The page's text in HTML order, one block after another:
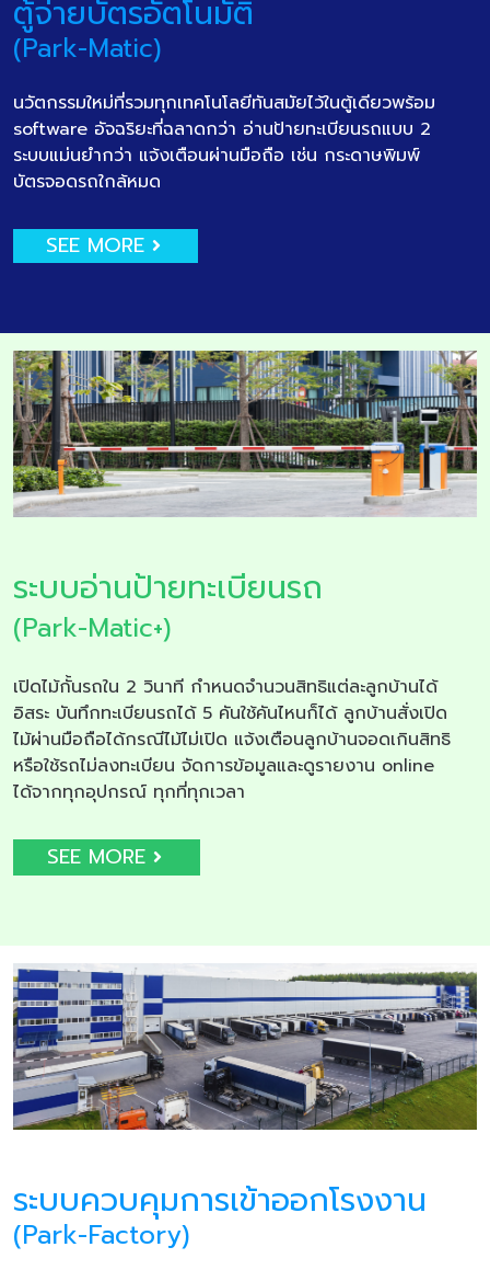
ตู้จ่ายบัตรอัตโนมัติ
(Park-Matic)
นวัตกรรมใหม่ที่รวมทุกเทคโนโลยีทันสมัยไว้ในตู้เดียวพร้อม
software อัจฉริยะที่ฉลาดกว่า อ่านป้ายทะเบียนรถแบบ 2
ระบบแม่นยำกว่า แจ้งเตือนผ่านมือถือ เช่น กระดาษพิมพ์
บัตรจอดรถใกล้หมด
SEE MORE
ระบบอ่านป้ายทะเบียนรถ
(Park-Matic+)
เปิดไม้กั้นรถใน 2 วินาที กำหนดจำนวนสิทธิแต่ละลูกบ้านได้
อิสระ บันทึกทะเบียนรถได้ 5 คันใช้คันไหนก็ได้ ลูกบ้านสั่งเปิด
ไม้ผ่านมือถือได้กรณีไม้ไม่เปิด แจ้งเตือนลูกบ้านจอดเกินสิทธิ
หรือใช้รถไม่ลงทะเบียน จัดการข้อมูลและดูรายงาน online
ได้จากทุกอุปกรณ์ ทุกที่ทุกเวลา
SEE MORE
ระบบควบคุมการเข้าออกโรงงาน
(Park-Factory)